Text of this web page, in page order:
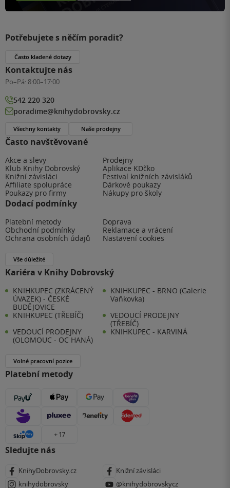
Často navštěvované
Akce a slevy
Prodejny
Klub Knihy Dobrovský
Aplikace KDčko
Knižní závisláci
Festival knižních závisláků
Affiliate spolupráce
Dárkové poukazy
Poukazy pro firmy
Nákupy pro školy
Dodací podmínky
Platební metody
Doprava
Obchodní podmínky
Reklamace a vrácení
Ochrana osobních údajů
Nastavení cookies
Vše důležité
Kariéra v Knihy Dobrovský
KNIHKUPEC (ZKRÁCENÝ
ÚVAZEK) - ČESKÉ
BUDĚJOVICE
KNIHKUPEC - BRNO (Galerie
Vaňkovka)
KNIHKUPEC (TŘEBÍČ)
VEDOUCÍ PRODEJNY
(TŘEBÍČ)
VEDOUCÍ PRODEJNY
(OLOMOUC - OC HANÁ)
KNIHKUPEC - KARVINÁ
Volné pracovní pozice
Platební metody
+ 17
Sledujte nás
KnihyDobrovsky.cz
Knižní závisláci
knihydobrovsky
@knihydobrovskycz
Potřebujete s něčím poradit?
Často kladené dotazy
Kontaktujte nás
Po–Pá: 8:00–17:00
542 220 320
poradime@knihydobrovsky.cz
Všechny kontakty Naše prodejny